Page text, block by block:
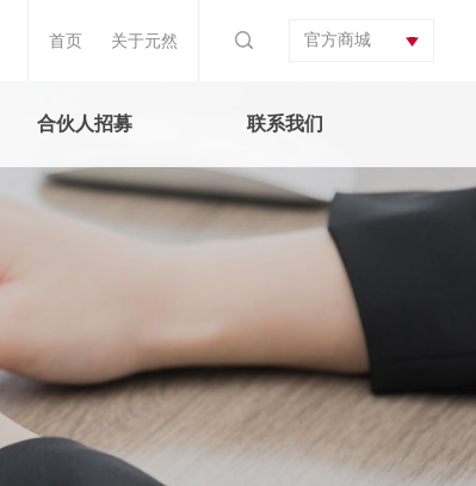
官方商城
首页 关于元然
合伙人招募 联系我们